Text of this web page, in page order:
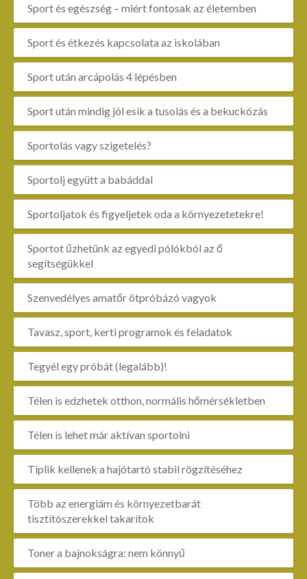
Sport és egészség – miért fontosak az életemben
Sport és étkezés kapcsolata az iskolában
Sport után arcápolás 4 lépésben
Sport után mindig jól esik a tusolás és a bekuckózás
Sportolás vagy szigetelés?
Sportolj együtt a babáddal
Sportoljatok és figyeljetek oda a környezetetekre!
Sportot űzhetünk az egyedi pólókból az ő
segítségükkel
Szenvedélyes amatőr ötpróbázó vagyok
Tavasz, sport, kerti programok és feladatok
Tegyél egy próbát (legalább)!
Télen is edzhetek otthon, normális hőmérsékletben
Télen is lehet már aktívan sportolni
Tiplik kellenek a hajótartó stabil rögzítéséhez
Több az energiám és környezetbarát
tisztítószerekkel takarítok
Toner a bajnokságra: nem könnyű